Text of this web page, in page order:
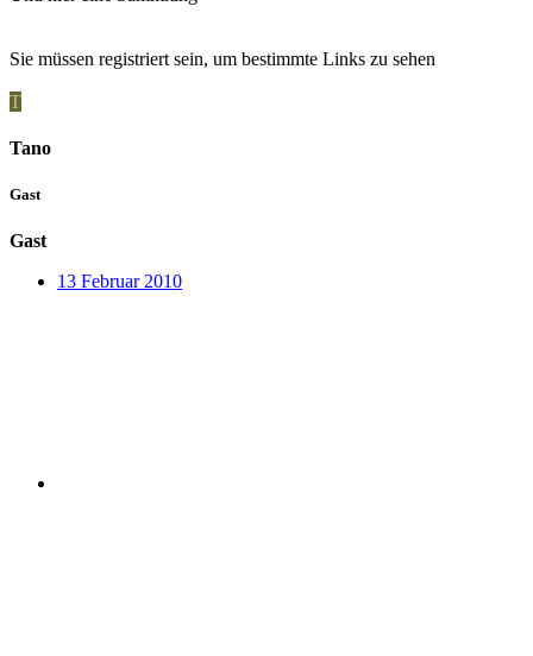
Sie müssen registriert sein, um bestimmte Links zu sehen
T
Tano
Gast
Gast
13 Februar 2010